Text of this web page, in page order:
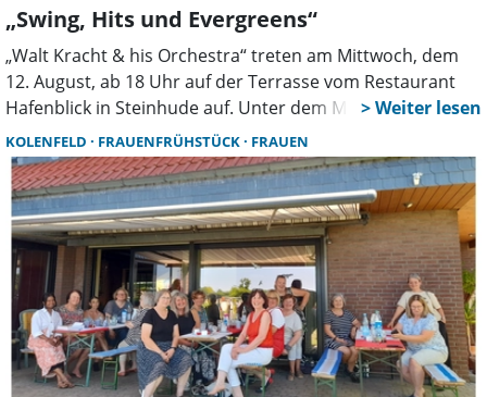
„Swing, Hits und Evergreens“
„Walt Kracht & his Orchestra“ treten am Mittwoch, dem
12. August, ab 18 Uhr auf der Terrasse vom Restaurant
Hafenblick in Steinhude auf. Unter dem Motto „Swing, Hits
& Evergreens” präsentiert die Formation ein vielseitiges
Musikprogramm, welches Generationen verbindet.
KOLENFELD FRAUENFRÜHSTÜCK FRAUEN